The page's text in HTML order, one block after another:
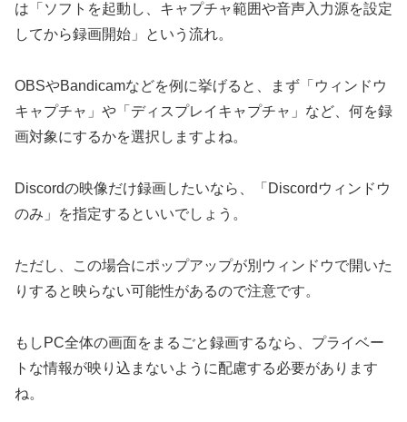
は「ソフトを起動し、キャプチャ範囲や音声入力源を設定
してから録画開始」という流れ。
OBSやBandicamなどを例に挙げると、まず「ウィンドウ
キャプチャ」や「ディスプレイキャプチャ」など、何を録
画対象にするかを選択しますよね。
Discordの映像だけ録画したいなら、「Discordウィンドウ
のみ」を指定するといいでしょう。
ただし、この場合にポップアップが別ウィンドウで開いた
りすると映らない可能性があるので注意です。
もしPC全体の画面をまるごと録画するなら、プライベー
トな情報が映り込まないように配慮する必要があります
ね。